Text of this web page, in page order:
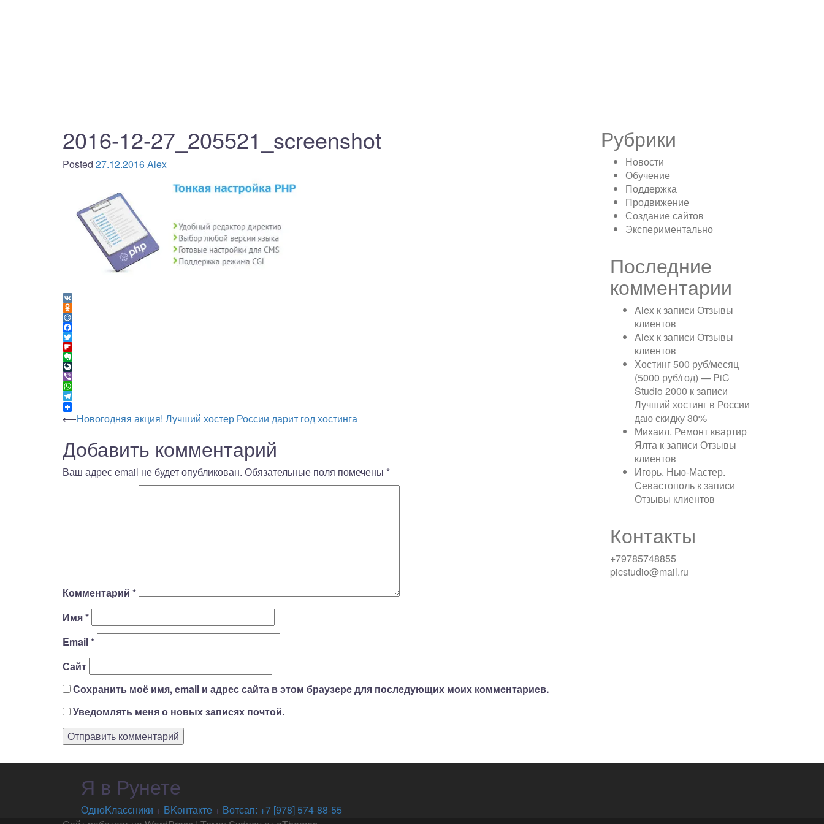
2016-12-27_205521_screenshot
Posted 27.12.2016Alex
VK
Odnoklassniki
Mail.Ru
Facebook
Twitter
Flipboard
Evernote
LiveJournal
Viber
WhatsApp
Telegram
Навигация
по
записям
⟵Новогодняя акция! Лучший хостер России дарит год хостинга
Добавить комментарий
Ваш адрес email не будет опубликован. Обязательные поля помечены *
Комментарий *
Имя*
Email*
Сайт
Сохранить моё имя, email и адрес сайта в этом браузере для последующих моих комментариев.
Уведомлять меня о новых записях почтой.
Рубрики
Новости
Обучение
Поддержка
Продвижение
Создание сайтов
Экспериментально
Последние
комментарии
Alexк записи Отзывы
клиентов
Alexк записи Отзывы
клиентов
Хостинг 500 руб/месяц
(5000 руб/год) — PiC
Studio 2000 к записи
Лучший хостинг в России
даю скидку 30%
Михаил. Ремонт квартир
Ялтак записи Отзывы
клиентов
Игорь. Нью-Мастер.
Севастопольк записи
Отзывы клиентов
Контакты
+79785748855
picstudio@mail.ru
Я в Рунете
OдноKлассники + ВKонтакте + Вотсап: +7 [978] 574-88-55